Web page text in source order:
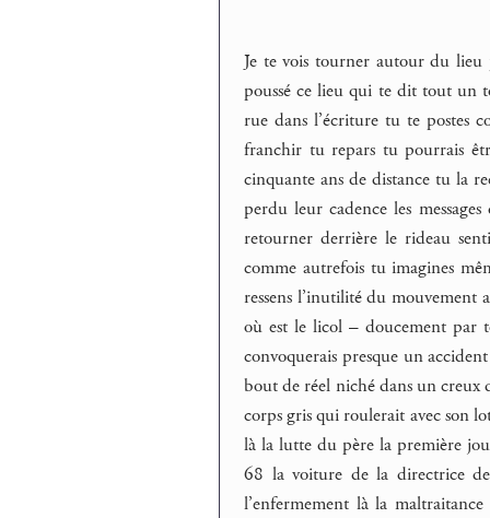
Je te vois tourner autour du
poussé ce lieu qui te dit tout un
rue dans l’écriture tu te postes
franchir tu repars tu pourrais
cinquante ans de distance tu la
perdu leur cadence les
retourner derrière le rideau
comme autrefois tu imagines
ressens l’inutilité du mouvement
où est le licol – doucement par
convoquerais presque un
bout de réel niché dans un creux
corps gris qui roulerait avec son
là la lutte du père la première
68 la voiture de la directrice
l’enfermement là la